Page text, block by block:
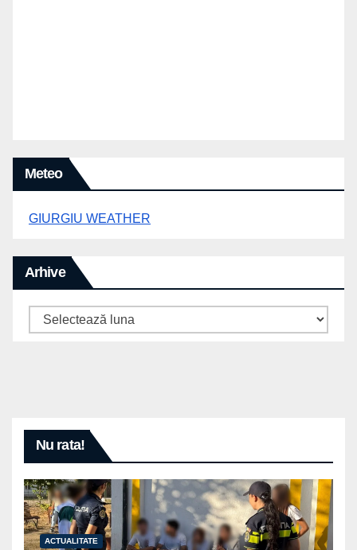
Meteo
GIURGIU WEATHER
Arhive
Arhive
Nu rata!
ACTUALITATE